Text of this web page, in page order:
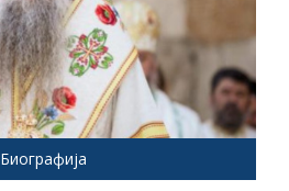
Биографија